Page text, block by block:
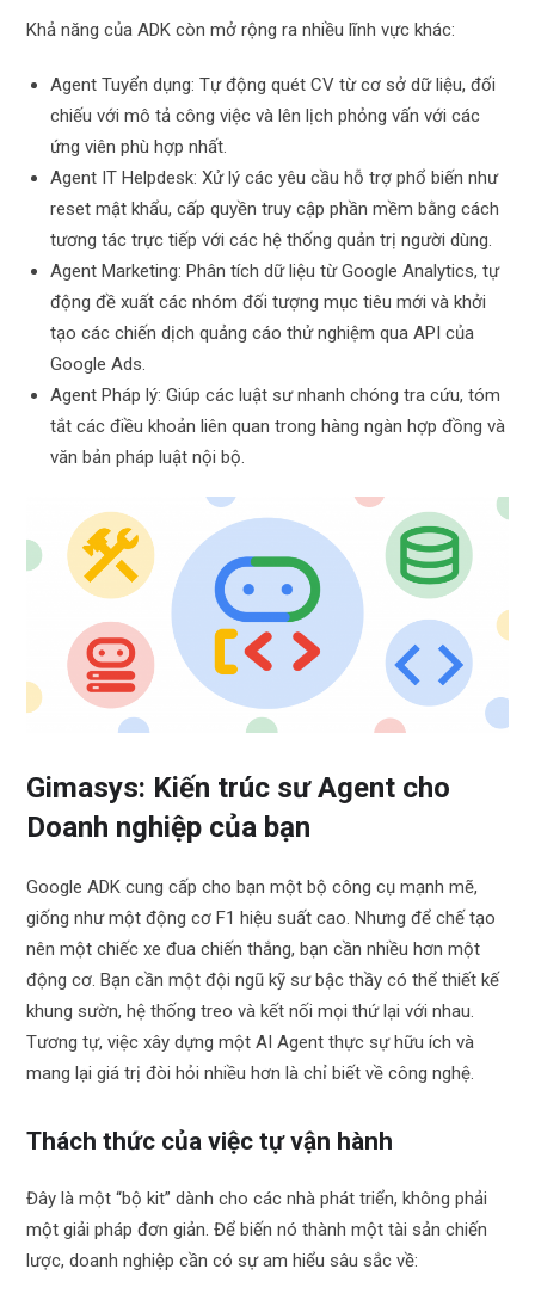
Khả năng của ADK còn mở rộng ra nhiều lĩnh vực khác:
Agent Tuyển dụng: Tự động quét CV từ cơ sở dữ liệu, đối
chiếu với mô tả công việc và lên lịch phỏng vấn với các
ứng viên phù hợp nhất.
Agent IT Helpdesk: Xử lý các yêu cầu hỗ trợ phổ biến như
reset mật khẩu, cấp quyền truy cập phần mềm bằng cách
tương tác trực tiếp với các hệ thống quản trị người dùng.
Agent Marketing: Phân tích dữ liệu từ Google Analytics, tự
động đề xuất các nhóm đối tượng mục tiêu mới và khởi
tạo các chiến dịch quảng cáo thử nghiệm qua API của
Google Ads.
Agent Pháp lý: Giúp các luật sư nhanh chóng tra cứu, tóm
tắt các điều khoản liên quan trong hàng ngàn hợp đồng và
văn bản pháp luật nội bộ.
Gimasys: Kiến trúc sư Agent cho
Doanh nghiệp của bạn
Google ADK cung cấp cho bạn một bộ công cụ mạnh mẽ,
giống như một động cơ F1 hiệu suất cao. Nhưng để chế tạo
nên một chiếc xe đua chiến thắng, bạn cần nhiều hơn một
động cơ. Bạn cần một đội ngũ kỹ sư bậc thầy có thể thiết kế
khung sườn, hệ thống treo và kết nối mọi thứ lại với nhau.
Tương tự, việc xây dựng một AI Agent thực sự hữu ích và
mang lại giá trị đòi hỏi nhiều hơn là chỉ biết về công nghệ.
Thách thức của việc tự vận hành
Đây là một “bộ kit” dành cho các nhà phát triển, không phải
một giải pháp đơn giản. Để biến nó thành một tài sản chiến
lược, doanh nghiệp cần có sự am hiểu sâu sắc về: